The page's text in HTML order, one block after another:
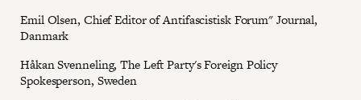
Emil Olsen, Chief Editor of Antifascistisk Forum" Journal,
Danmark
Håkan Svenneling, The Left Party's Foreign Policy
Spokesperson, Sweden